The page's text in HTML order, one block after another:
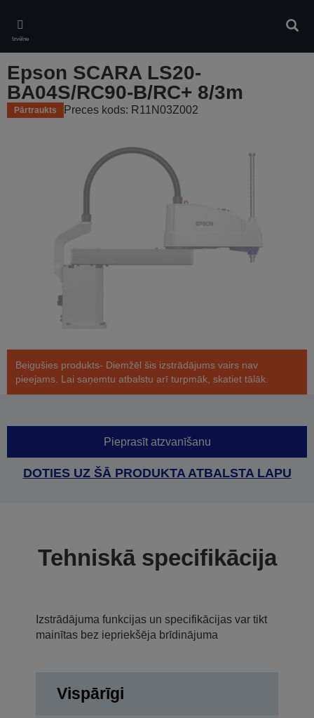
main
content
Izvēlne
Epson SCARA LS20-
BA04S/RC90-B/RC+ 8/3m
Pārtraukts Preces kods: R11N03Z002
Beigušies produkts- Diemžēl šis izstrādājums vairs nav
pieejams. Lai saņemtu atbalstu arī turpmāk, skatiet tālāk.
Pieprasīt atzvanīšanu
DOTIES UZ ŠĀ PRODUKTA ATBALSTA LAPU
Tehniskā specifikācija
Izstrādājuma funkcijas un specifikācijas var tikt
mainītas bez iepriekšēja brīdinājuma
Vispārīgi